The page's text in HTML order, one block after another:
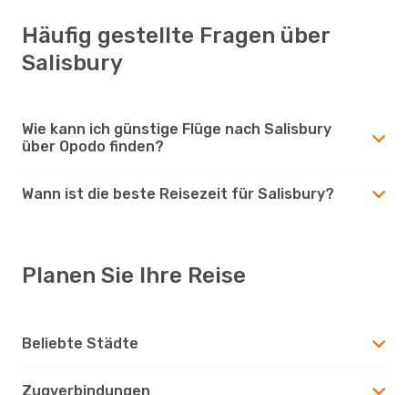
Häufig gestellte Fragen über
Salisbury
Wie kann ich günstige Flüge nach Salisbury
über Opodo finden?
Wann ist die beste Reisezeit für Salisbury?
Planen Sie Ihre Reise
Beliebte Städte
Zugverbindungen